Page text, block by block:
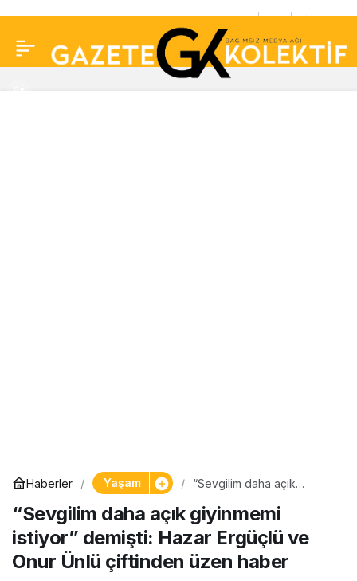
Haberler Yaşam
“Sevgilim daha açık
Hazar Ergüçlü ve Onur
Ünlü çiftinden üzen haber
“Sevgilim daha açık giyinmemi
istiyor” demişti: Hazar Ergüçlü ve
Onur Ünlü çiftinden üzen haber
babası hayatını kaybetti